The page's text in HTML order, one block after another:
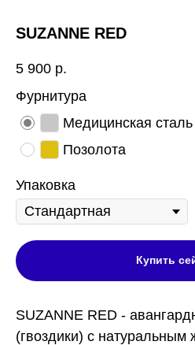
SUZANNE RED
5 900 р.
Фурнитура
Медицинская сталь
Позолота
Упаковка
Купить
SUZANNE RED -
(гвоздики) с натуральным